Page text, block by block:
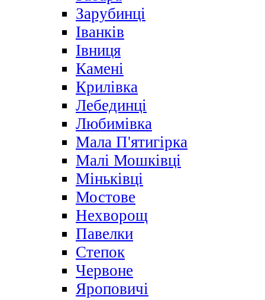
Зарубинці
Іванків
Івниця
Камені
Крилівка
Лебединці
Любимівка
Мала П'ятигірка
Малі Мошківці
Міньківці
Мостове
Нехворощ
Павелки
Степок
Червоне
Яроповичі